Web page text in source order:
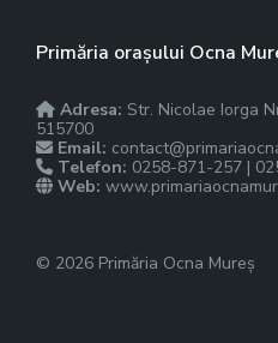
Primăria orașului Ocna
Adresa: Str. Nicolae Iorga
515700
Email:
Telefon: 0258-871-257 |
Web:
© 2026 Primăria Ocna Mureș